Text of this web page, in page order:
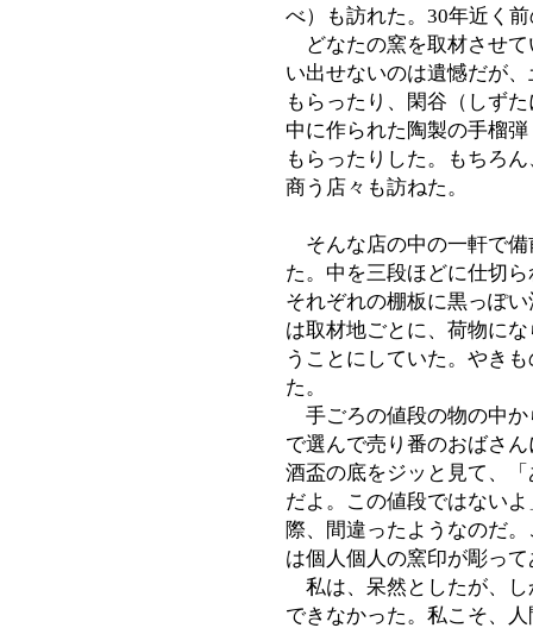
べ）も訪れた。30年近く
どなたの窯を取材させ
い出せないのは遺憾だが
もらったり、閑谷（しず
中に作られた陶製の手榴
もらったりした。もちろ
商う店々も訪ねた。
そんな店の中の一軒で
た。中を三段ほどに仕切
それぞれの棚板に黒っぽ
は取材地ごとに、荷物に
うことにしていた。やき
た。
手ごろの値段の物の中
で選んで売り番のおばさ
酒盃の底をジッと見て、
だよ。この値段ではない
際、間違ったようなのだ
は個人個人の窯印が彫っ
私は、呆然としたが、
できなかった。私こそ、